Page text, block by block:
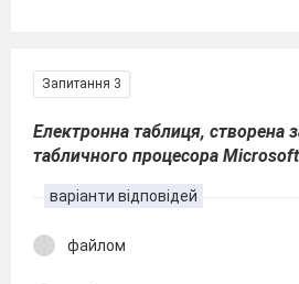
Запитання 3
Електронна таблиця, створена
табличного процесора
варіанти відповідей
файлом